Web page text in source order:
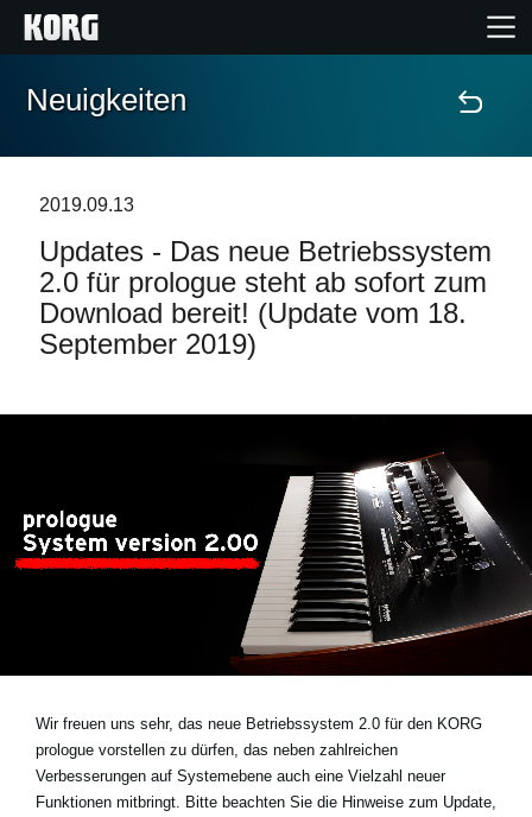
Home
Extras
Events
Shop
Über KORG
Neuigkeiten
2019.09.13
Updates - Das neue Betriebssystem
2.0 für prologue steht ab sofort zum
Download bereit! (Update vom 18.
September 2019)
Wir freuen uns sehr, das neue Betriebssystem 2.0 für den KORG
prologue vorstellen zu dürfen, das neben zahlreichen
Verbesserungen auf Systemebene auch eine Vielzahl neuer
Funktionen mitbringt. Bitte beachten Sie die Hinweise zum Update,